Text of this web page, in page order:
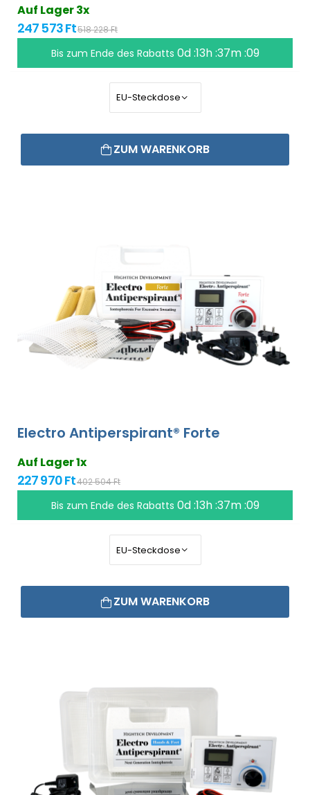
Auf Lager 3x
247 573 Ft518 228 Ft
Bis zum Ende des Rabatts 0d :13h :37m :09
ZUM WARENKORB
Electro Antiperspirant® Forte
Auf Lager 1x
227 970 Ft402 504 Ft
Bis zum Ende des Rabatts 0d :13h :37m :09
ZUM WARENKORB